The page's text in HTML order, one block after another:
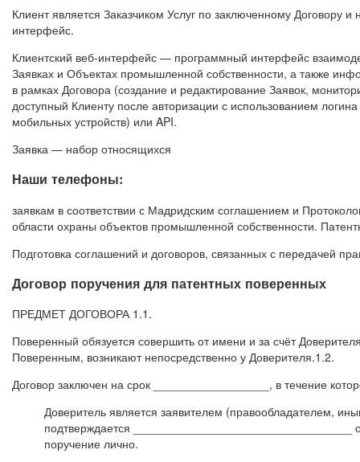
Клиент является Заказчиком Услуг по заключенному Договору
интерфейс.
Клиентский веб-интерфейс — программный интерфейс
Заявках и Объектах промышленной собственности, а также
в рамках Договора (создание и редактирование Заявок,
доступный Клиенту после авторизации с использованием
мобильных устройств) или API.
Заявка — набор относящихся
Наши телефоны:
заявкам в соответствии с Мадридским соглашением и
области охраны объектов промышленной собственности.
Подготовка соглашений и договоров, связанных с передачей
Договор поручения для патентных поверенных
ПРЕДМЕТ ДОГОВОРА 1.1.
Поверенный обязуется совершить от имени и за счёт
Поверенным, возникают непосредственно у Доверителя.1.2.
Договор заключен на срок __________________, в течение
Доверитель является заявителем (правообладателем,
подтверждается
поручение лично.